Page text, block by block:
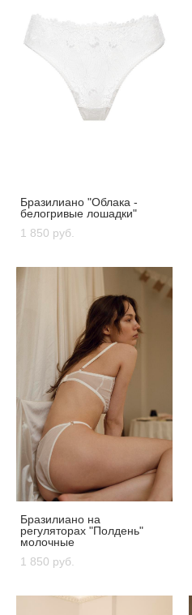
Бразилиано "Облака -
белогривые лошадки"
1 850 pуб.
Бразилиано на
регуляторах "Полдень"
молочные
1 850 pуб.